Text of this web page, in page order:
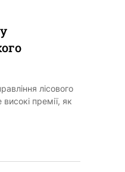
лісового
премії, як